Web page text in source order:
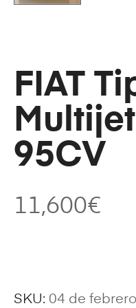
FIAT
95CV
11,600€
SKU: 04 de